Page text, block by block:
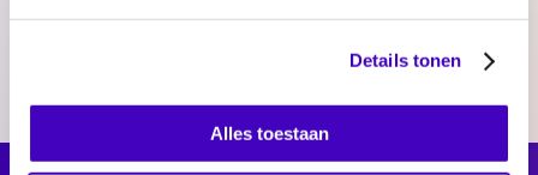
Details tonen
Alles toestaan